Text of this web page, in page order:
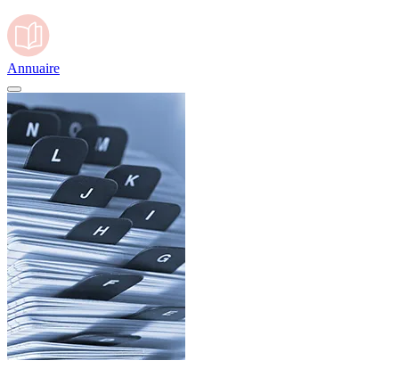
Annuaire